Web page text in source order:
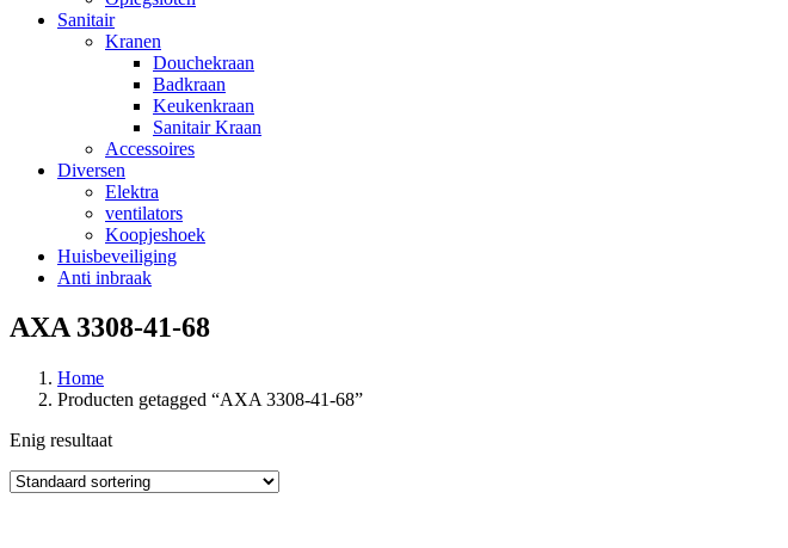
Sanitair
Kranen
Douchekraan
Badkraan
Keukenkraan
Sanitair Kraan
Accessoires
Diversen
Elektra
ventilators
Koopjeshoek
Huisbeveiliging
Anti inbraak
AXA 3308-41-68
Home
Producten getagged “AXA 3308-41-68”
Enig resultaat